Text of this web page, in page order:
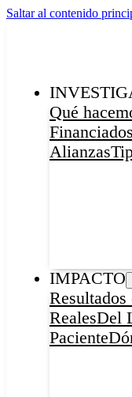
Saltar al contenido
Qué
Financiados
Alianzas
IMPACTO
RealesDel
Paciente